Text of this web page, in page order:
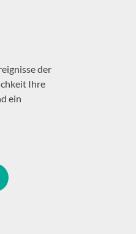
der
Ihre
ein